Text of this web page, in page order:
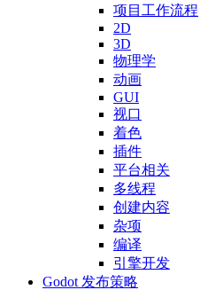
项目工作流程
2D
3D
物理学
动画
GUI
视口
着色
插件
平台相关
多线程
创建内容
杂项
编译
引擎开发
Godot 发布策略